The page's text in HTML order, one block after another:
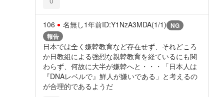
106 名無し1年前ID:Y1NzA3MDA(1/1) NG
報告
日本では全く嫌韓教育など存在せず、それどころ
か日教組による強烈な親韓教育を経ているにも関
わらず、何故に大半が嫌韓へと・・・「日本人は
『DNAレベルで』鮮人が嫌いである」と考えるの
が合理的であるようだ